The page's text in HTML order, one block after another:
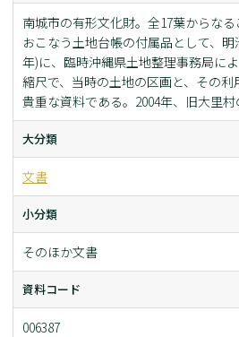
南城市の有形文化財。全17葉からな
おこなう土地台帳の付属品として、明
年)に、臨時沖縄県土地整理事務局に
縮尺で、当時の土地の区画と、その
貴重な資料である。2004年、旧大里村
大分類
文書
小分類
そのほか文書
資料コード
006387